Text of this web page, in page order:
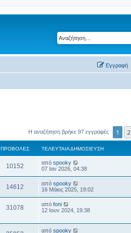
Εγγραφή
Η αναζήτηση βρήκε 97 εγγραφές 1 2
ΠΡΟΒΟΛΈΣ ΤΕΛΕΥΤΑΊΑ ΔΗΜΟΣΊΕΥΣΗ
10152 από spooky
07 Ιαν 2026, 04:38
14612 από spooky
16 Μάιος 2025, 19:02
31078 από foni
12 Ιουν 2024, 19:38
από spooky